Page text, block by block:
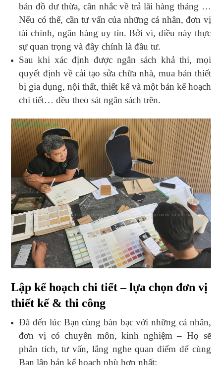
bán đồ dư thừa, cân nhắc về trả lãi hàng tháng …
Nếu có thể, cần tư vấn của những cá nhân, đơn vị
tài chính, ngân hàng uy tín. Bởi vì, điều này thực
sự quan trọng và đây chính là đầu tư.
Sau khi xác định được ngân sách khả thi, mọi
quyết định về cải tạo sửa chữa nhà, mua bán thiết
bị gia dụng, nội thất, thiết kế và một bản kế hoạch
chi tiết… đều theo sát ngân sách trên.
Lập kế hoạch chi tiết – lựa chọn đơn vị
thiết kế & thi công
Đã đến lúc Bạn cùng bàn bạc với những cá nhân,
đơn vị có chuyên môn, kinh nghiệm – Họ sẽ
phân tích, tư vấn, lắng nghe quan điểm để cùng
Bạn lập bản kế hoạch phù hợp nhất;